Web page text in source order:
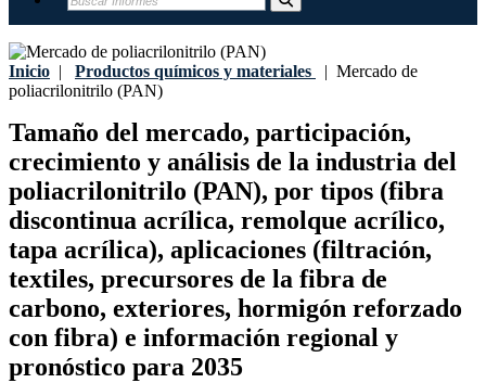
Inicio | Productos químicos y materiales | Mercado de
poliacrilonitrilo (PAN)
Tamaño del mercado, participación,
crecimiento y análisis de la industria del
poliacrilonitrilo (PAN), por tipos (fibra
discontinua acrílica, remolque acrílico,
tapa acrílica), aplicaciones (filtración,
textiles, precursores de la fibra de
carbono, exteriores, hormigón reforzado
con fibra) e información regional y
pronóstico para 2035